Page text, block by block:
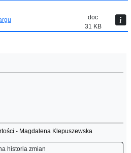
doc
31 KB
- Magdalena Klepuszewska
historia zmian